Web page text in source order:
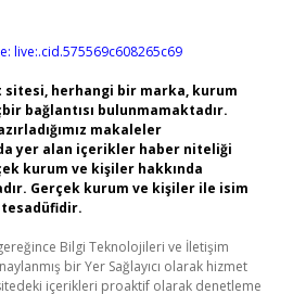
live:.cid.575569c608265c69
sitesi, herhangi bir marka, kurum
bağlantısı bulunmamaktadır.
makaleler
yer alan içerikler haber niteliği
kurum ve kişiler hakkında
Gerçek kurum ve kişiler ile isim
Bilgi Teknolojileri ve İletişim
bir Yer Sağlayıcı olarak hizmet
içerikleri proaktif olarak denetleme